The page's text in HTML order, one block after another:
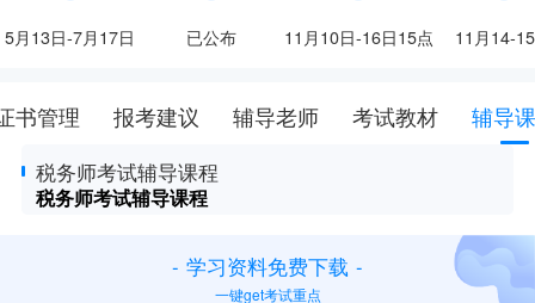
5月13日-7月17日 已公布 11月10日-16日15点 11月14-
书管理 报考建议 辅导老师 考试教材 辅导
税务师考试辅导课程
税务师考试辅导课程
- 学习资料免费下载 -
一键get考试重点